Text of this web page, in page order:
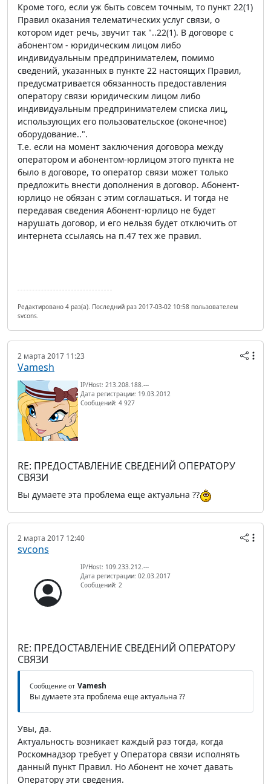
Кроме того, если уж быть совсем точным, то пункт 22(1)
Правил оказания телематических услуг связи, о
котором идет речь, звучит так "..22(1). В договоре с
абонентом - юридическим лицом либо
индивидуальным предпринимателем, помимо
сведений, указанных в пункте 22 настоящих Правил,
предусматривается обязанность предоставления
оператору связи юридическим лицом либо
индивидуальным предпринимателем списка лиц,
использующих его пользовательское (оконечное)
оборудование..".
Т.е. если на момент заключения договора между
оператором и абонентом-юрлицом этого пункта не
было в договоре, то оператор связи может только
предложить внести дополнения в договор. Абонент-
юрлицо не обязан с этим соглашаться. И тогда не
передавая сведения Абонент-юрлицо не будет
нарушать договор, и его нельзя будет отключить от
интернета ссылаясь на п.47 тех же правил.
Редактировано 4 раз(а). Последний раз 2017-03-02 10:58 пользователем
svcons.
2 марта 2017 11:23
Vamesh
IP/Host: 213.208.188.---
Дата регистрации: 19.03.2012
Сообщений: 4 927
RE: ПРЕДОСТАВЛЕНИЕ СВЕДЕНИЙ ОПЕРАТОРУ
СВЯЗИ
Вы думаете эта проблема еще актуальна ??
2 марта 2017 12:40
svcons
IP/Host: 109.233.212.---
Дата регистрации: 02.03.2017
Сообщений: 2
RE: ПРЕДОСТАВЛЕНИЕ СВЕДЕНИЙ ОПЕРАТОРУ
СВЯЗИ
Сообщение от Vamesh
Вы думаете эта проблема еще актуальна ??
Увы, да.
Актуальность возникает каждый раз тогда, когда
Роскомнадзор требует у Оператора связи исполнять
данный пункт Правил. Но Абонент не хочет давать
Оператору эти сведения.